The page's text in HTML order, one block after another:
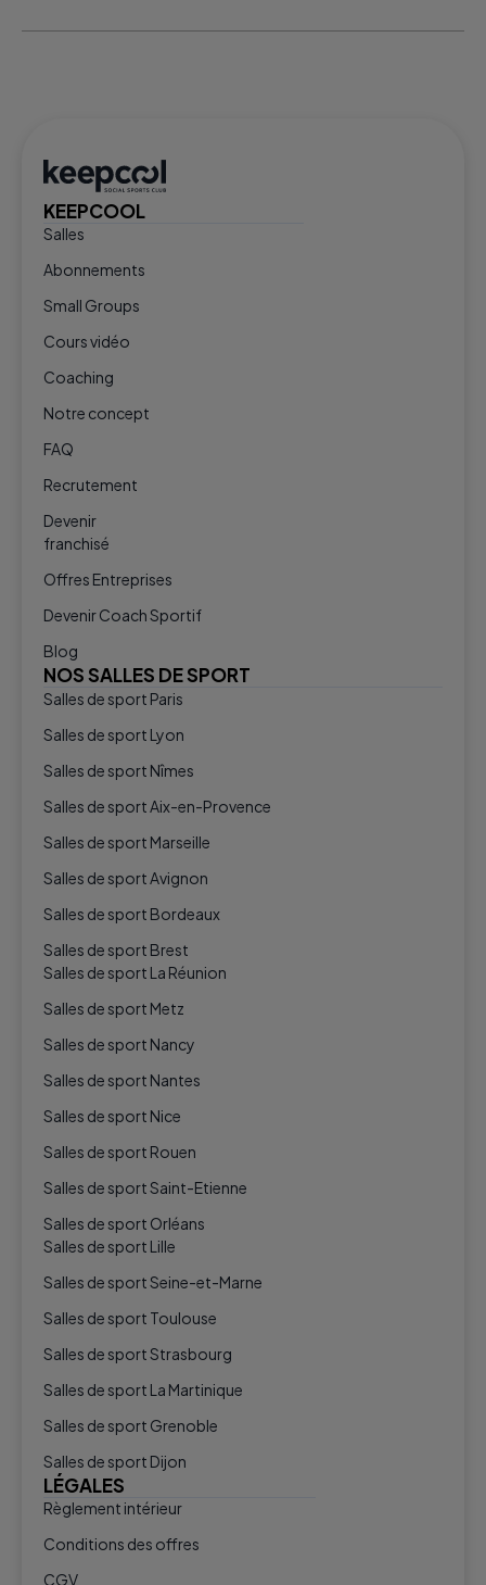
KEEPCOOL
Salles
Abonnements
Small Groups
Cours vidéo
Coaching
Notre concept
FAQ
Recrutement
Devenir
franchisé
Offres Entreprises
Devenir Coach Sportif
Blog
NOS SALLES DE SPORT
Salles de sport Paris
Salles de sport Lyon
Salles de sport Nîmes
Salles de sport Aix-en-Provence
Salles de sport Marseille
Salles de sport Avignon
Salles de sport Bordeaux
Salles de sport Brest
Salles de sport La Réunion
Salles de sport Metz
Salles de sport Nancy
Salles de sport Nantes
Salles de sport Nice
Salles de sport Rouen
Salles de sport Saint-Etienne
Salles de sport Orléans
Salles de sport Lille
Salles de sport Seine-et-Marne
Salles de sport Toulouse
Salles de sport Strasbourg
Salles de sport La Martinique
Salles de sport Grenoble
Salles de sport Dijon
LÉGALES
Règlement intérieur
Conditions des offres
CGV